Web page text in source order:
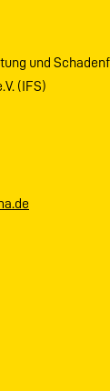
und
(IFS)